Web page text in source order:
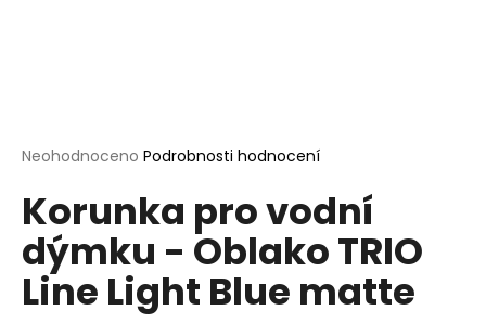
Průměrné
produktu
je
0,0
z
5
hvězdiček.
Neohodnoceno Podrobnosti hodnocení
Korunka pro vodní
dýmku - Oblako TRIO
Line Light Blue matte
HLEDAT